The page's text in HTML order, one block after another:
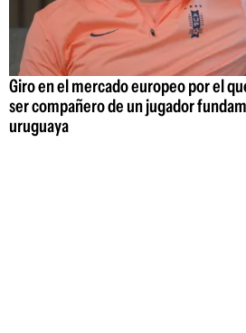
Giro en el mercado europeo por el
ser compañero de un jugador
uruguaya